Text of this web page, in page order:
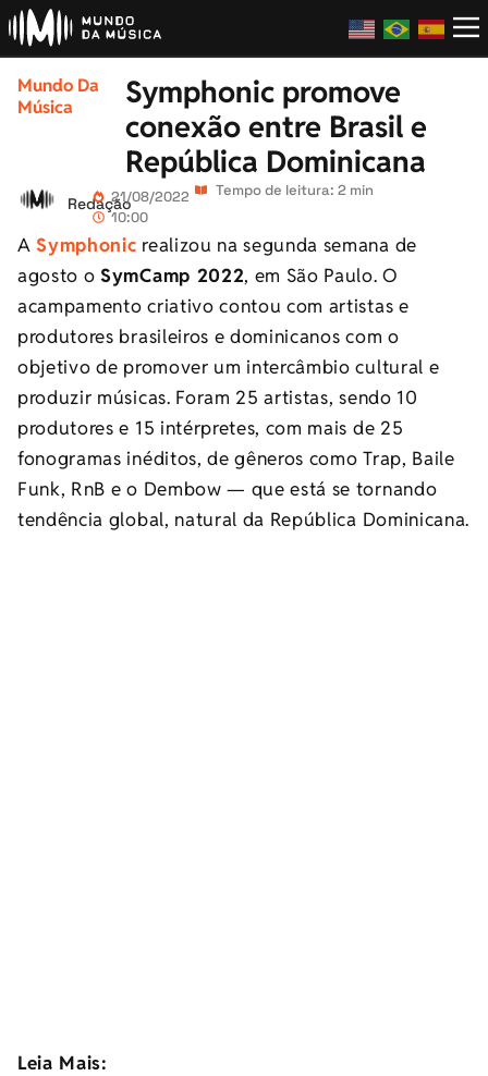
Mundo Da
Música
Symphonic promove
conexão entre Brasil e
República Dominicana
Redação21/08/2022
10:00
Tempo de leitura: 2 min
ASymphonic realizou na segunda semana de
agosto oSymCamp 2022, em São Paulo. O
acampamento criativo contou com artistas e
produtores brasileiros e dominicanos com o
objetivo de promover um intercâmbio cultural e
produzir músicas. Foram 25 artistas, sendo 10
produtores e 15 intérpretes, com mais de 25
fonogramas inéditos, de gêneros como Trap, Baile
Funk, RnB e o Dembow— que está se tornando
tendência global, natural da República Dominicana.
Leia Mais: